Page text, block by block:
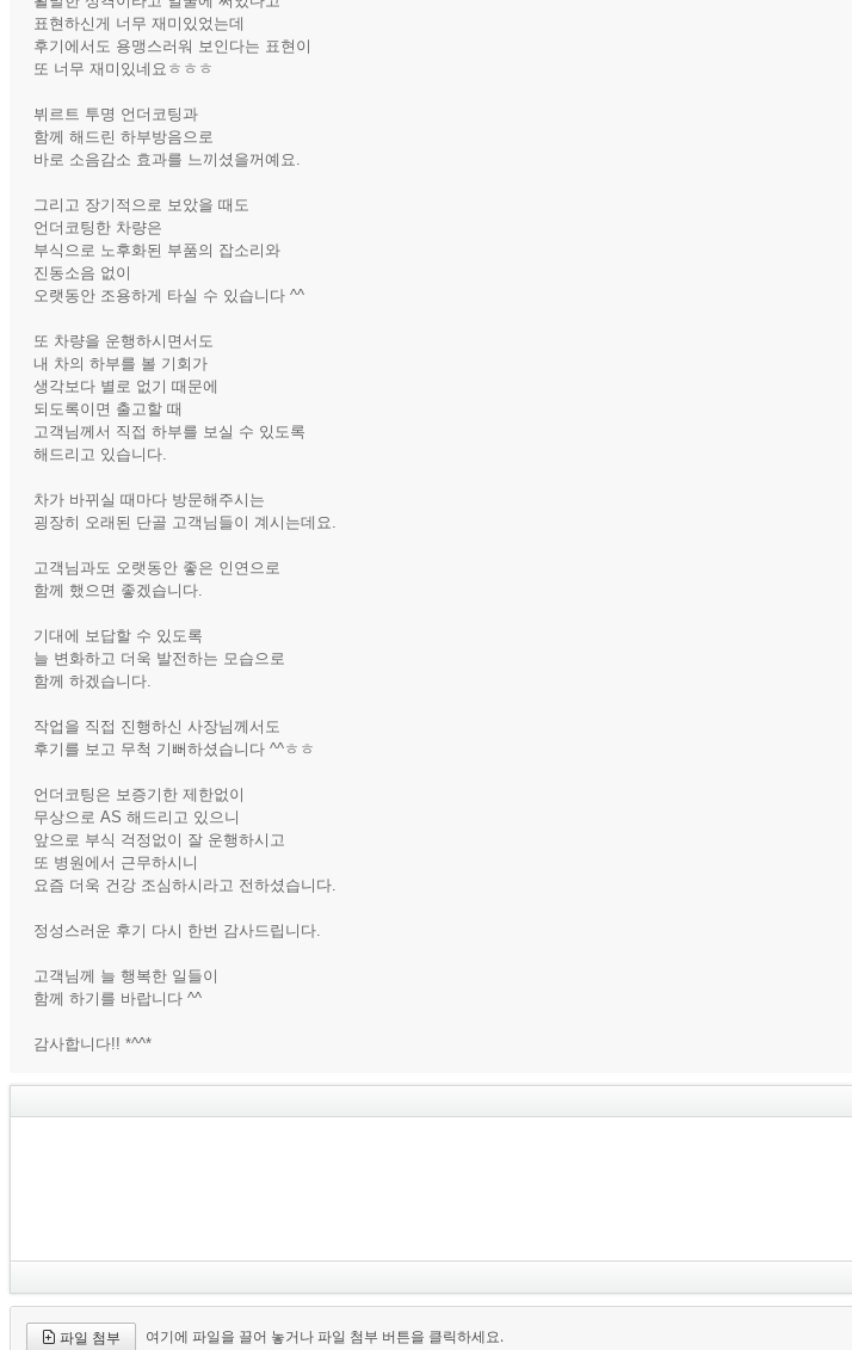
표현하신게 너무 재미있었는데
후기에서도 용맹스러워 보인다는 표현이
또 너무 재미있네요ㅎㅎㅎ
뷔르트 투명 언더코팅과
함께 해드린 하부방음으로
바로 소음감소 효과를 느끼셨을꺼예요.
그리고 장기적으로 보았을 때도
언더코팅한 차량은
부식으로 노후화된 부품의 잡소리와
진동소음 없이
오랫동안 조용하게 타실 수 있습니다 ^^
또 차량을 운행하시면서도
내 차의 하부를 볼 기회가
생각보다 별로 없기 때문에
되도록이면 출고할 때
고객님께서 직접 하부를 보실 수 있도록
해드리고 있습니다.
차가 바뀌실 때마다 방문해주시는
굉장히 오래된 단골 고객님들이 계시는데요.
고객님과도 오랫동안 좋은 인연으로
함께 했으면 좋겠습니다.
기대에 보답할 수 있도록
늘 변화하고 더욱 발전하는 모습으로
함께 하겠습니다.
작업을 직접 진행하신 사장님께서도
후기를 보고 무척 기뻐하셨습니다 ^^ㅎㅎ
언더코팅은 보증기한 제한없이
무상으로 AS 해드리고 있으니
앞으로 부식 걱정없이 잘 운행하시고
또 병원에서 근무하시니
요즘 더욱 건강 조심하시라고 전하셨습니다.
정성스러운 후기 다시 한번 감사드립니다.
고객님께 늘 행복한 일들이
함께 하기를 바랍니다 ^^
감사합니다!! *^^*
파일 첨부 여기에 파일을 끌어 놓거나 파일 첨부 버튼을 클릭하세요.